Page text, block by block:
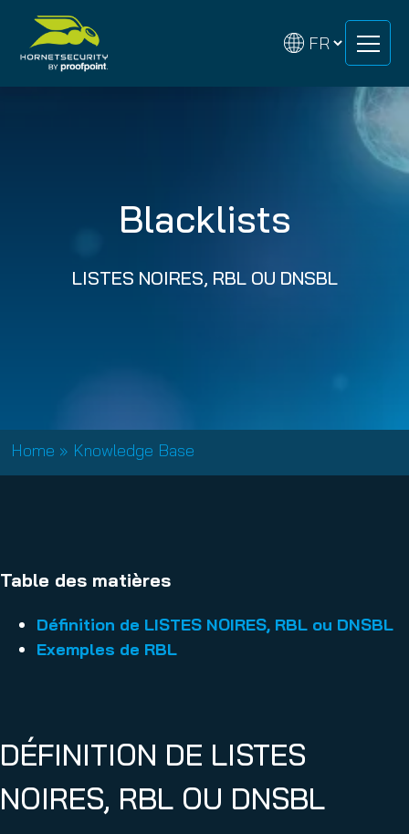
content
content
Blacklists
LISTES NOIRES, RBL OU DNSBL
Home » Knowledge Base
Table des matières
Définition de LISTES NOIRES, RBL ou DNSBL
Exemples de RBL
DÉFINITION DE LISTES
NOIRES, RBL OU DNSBL